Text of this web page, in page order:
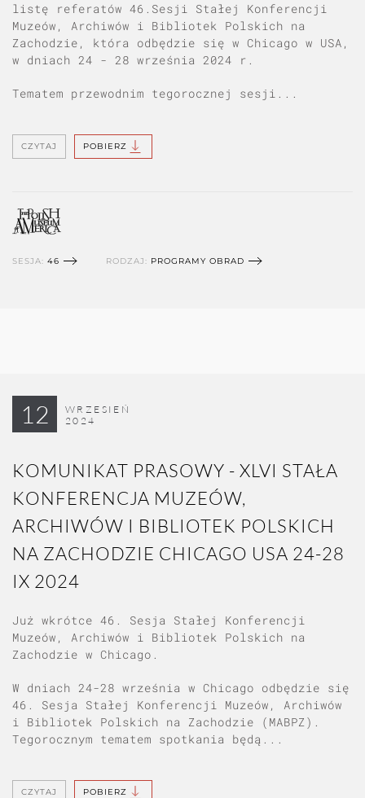
listę referatów 46.Sesji Stałej Konferencji
Muzeów, Archiwów i Bibliotek Polskich na
Zachodzie, która odbędzie się w Chicago w USA,
w dniach 24 - 28 września 2024 r.
Tematem przewodnim tegorocznej sesji...
CZYTAJ POBIERZ
SESJA: 46 RODZAJ: PROGRAMY OBRAD
12
WRZESIEŃ
2024
KOMUNIKAT PRASOWY - XLVI STAŁA
KONFERENCJA MUZEÓW,
ARCHIWÓW I BIBLIOTEK POLSKICH
NA ZACHODZIE CHICAGO USA 24-28
IX 2024
Już wkrótce 46. Sesja Stałej Konferencji
Muzeów, Archiwów i Bibliotek Polskich na
Zachodzie w Chicago.
W dniach 24-28 września w Chicago odbędzie się
46. Sesja Stałej Konferencji Muzeów, Archiwów
i Bibliotek Polskich na Zachodzie (MABPZ).
Tegorocznym tematem spotkania będą...
CZYTAJ POBIERZ